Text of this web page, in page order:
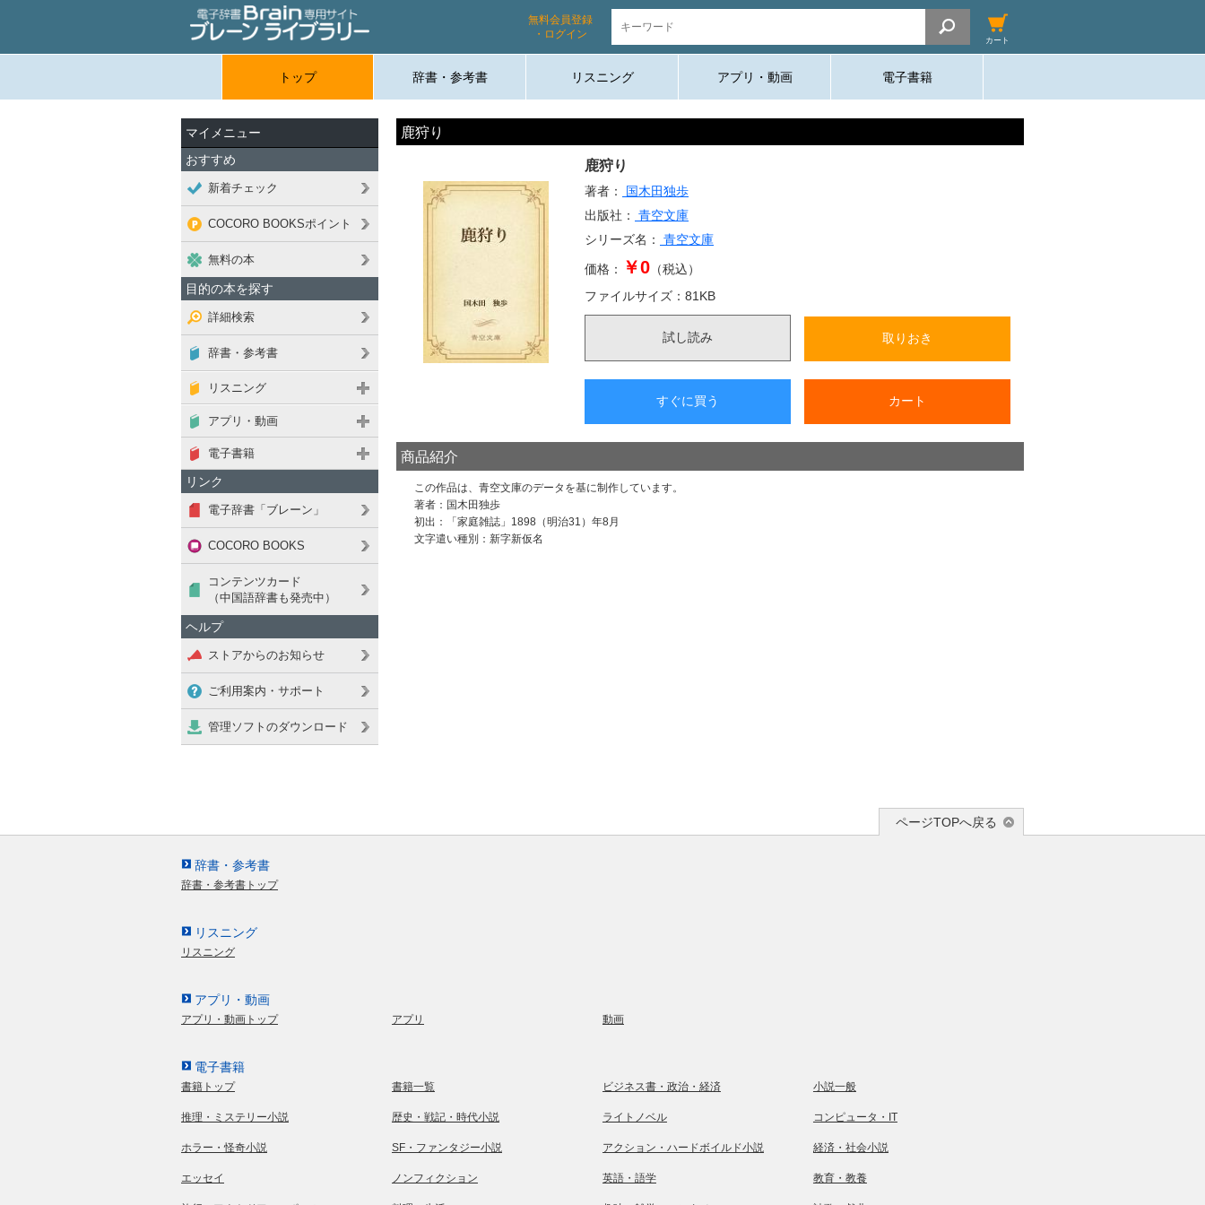
無料会員登録
・ログイン
カート
トップ 辞書・参考書 リスニング アプリ・動画 電子書籍
鹿狩り
鹿狩り
著者：
国木田独歩
出版社：
青空文庫
シリーズ名：
青空文庫
価格： ￥0 （税込）
ファイルサイズ： 81 KB
試し読み 取りおき
すぐに買う カート
商品紹介
この作品は、青空文庫のデータを基に制作しています。
著者：国木田独歩
初出：「家庭雑誌」1898（明治31）年8月
文字遣い種別：新字新仮名
マイメニュー
おすすめ
新着チェック
COCORO BOOKSポイント
無料の本
目的の本を探す
詳細検索
辞書・参考書
リスニング
アプリ・動画
電子書籍
リンク
電子辞書「ブレーン」
COCORO BOOKS
コンテンツカード
（中国語辞書も発売中）
ヘルプ
ストアからのお知らせ
ご利用案内・サポート
管理ソフトのダウンロード
辞書・参考書
辞書・参考書トップ
リスニング
リスニング
アプリ・動画
アプリ・動画トップ アプリ 動画
電子書籍
書籍トップ 書籍一覧 ビジネス書・政治・経済 小説一般
推理・ミステリー小説 歴史・戦記・時代小説 ライトノベル コンピュータ・IT
ホラー・怪奇小説 SF・ファンタジー小説 アクション・ハードボイルド小説 経済・社会小説
エッセイ ノンフィクション 英語・語学 教育・教養
ページTOPへ戻る